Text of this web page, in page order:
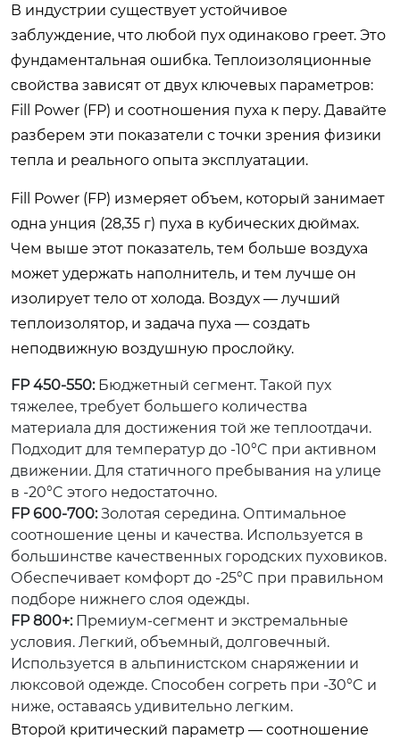
В индустрии существует устойчивое
заблуждение, что любой пух одинаково греет. Это
фундаментальная ошибка. Теплоизоляционные
свойства зависят от двух ключевых параметров:
Fill Power (FP) и соотношения пуха к перу. Давайте
разберем эти показатели с точки зрения физики
тепла и реального опыта эксплуатации.
Fill Power (FP) измеряет объем, который занимает
одна унция (28,35 г) пуха в кубических дюймах.
Чем выше этот показатель, тем больше воздуха
может удержать наполнитель, и тем лучше он
изолирует тело от холода. Воздух — лучший
теплоизолятор, и задача пуха — создать
неподвижную воздушную прослойку.
FP 450-550:Бюджетный сегмент. Такой пух
тяжелее, требует большего количества
материала для достижения той же теплоотдачи.
Подходит для температур до -10°C при активном
движении. Для статичного пребывания на улице
в -20°C этого недостаточно.
FP 600-700:Золотая середина. Оптимальное
соотношение цены и качества. Используется в
большинстве качественных городских пуховиков.
Обеспечивает комфорт до -25°C при правильном
подборе нижнего слоя одежды.
FP 800+:Премиум-сегмент и экстремальные
условия. Легкий, объемный, долговечный.
Используется в альпинистском снаряжении и
люксовой одежде. Способен согреть при -30°C и
ниже, оставаясь удивительно легким.
Второй критический параметр — соотношение